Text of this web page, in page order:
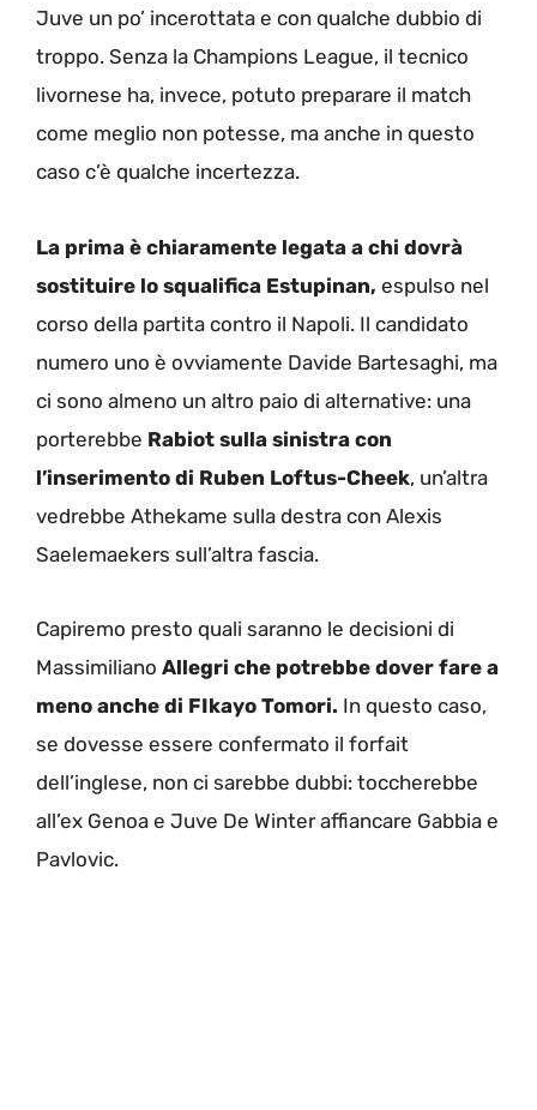
Juve un po’ incerottata e con qualche dubbio di
troppo. Senza la Champions League, il tecnico
livornese ha, invece, potuto preparare il match
come meglio non potesse, ma anche in questo
caso c’è qualche incertezza.
La prima è chiaramente legata a chi dovrà
sostituire lo squalifica Estupinan, espulso nel
corso della partita contro il Napoli. Il candidato
numero uno è ovviamente Davide Bartesaghi, ma
ci sono almeno un altro paio di alternative: una
porterebbe Rabiot sulla sinistra con
l’inserimento di Ruben Loftus-Cheek, un’altra
vedrebbe Athekame sulla destra con Alexis
Saelemaekers sull’altra fascia.
Capiremo presto quali saranno le decisioni di
Massimiliano Allegri che potrebbe dover fare a
meno anche di FIkayo Tomori. In questo caso,
se dovesse essere confermato il forfait
dell’inglese, non ci sarebbe dubbi: toccherebbe
all’ex Genoa e Juve De Winter affiancare Gabbia e
Pavlovic.